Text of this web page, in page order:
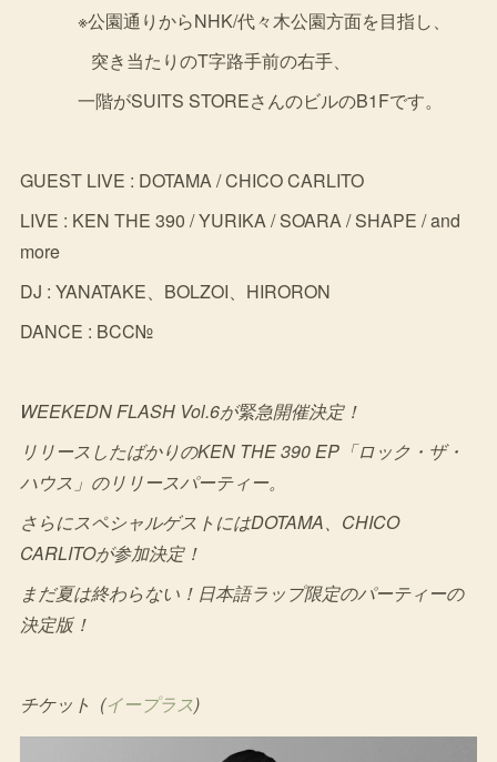
※公園通りからNHK/代々木公園方面を目指し、
突き当たりのT字路手前の右手、
一階がSUITS STOREさんのビルのB1Fです。
GUEST LIVE : DOTAMA / CHICO CARLITO
LIVE : KEN THE 390 / YURIKA / SOARA / SHAPE / and
more
DJ : YANATAKE、BOLZOI、HIRORON
DANCE : BCC№
WEEKEDN FLASH Vol.6が緊急開催決定！
リリースしたばかりのKEN THE 390 EP「ロック・ザ・
ハウス」のリリースパーティー。
さらにスペシャルゲストにはDOTAMA、CHICO
CARLITOが参加決定！
まだ夏は終わらない！日本語ラップ限定のパーティーの
決定版！
チケット (イープラス)